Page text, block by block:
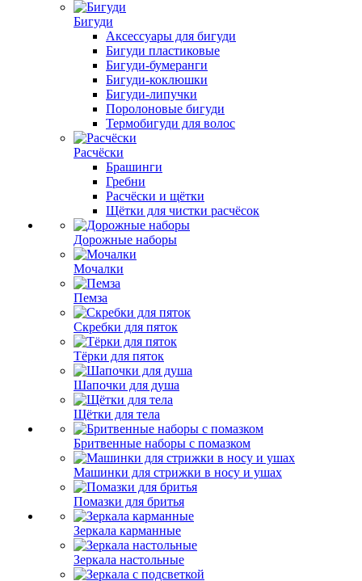
Бигуди
Аксессуары для бигуди
Бигуди пластиковые
Бигуди-бумеранги
Бигуди-коклюшки
Бигуди-липучки
Поролоновые бигуди
Термобигуди для волос
Расчёски
Брашинги
Гребни
Расчёски и щётки
Щётки для чистки расчёсок
Дорожные наборы
Мочалки
Пемза
Скребки для пяток
Тёрки для пяток
Шапочки для душа
Щётки для тела
Бритвенные наборы с помазком
Машинки для стрижки в носу и ушах
Помазки для бритья
Зеркала карманные
Зеркала настольные